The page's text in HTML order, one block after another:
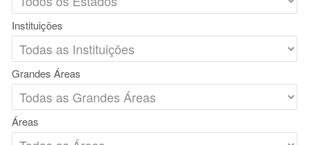
Instituições
Grandes Áreas
Áreas